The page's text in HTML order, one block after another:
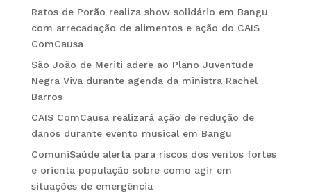
Ratos de Porão realiza show solidário em Bangu
com arrecadação de alimentos e ação do CAIS
ComCausa
São João de Meriti adere ao Plano Juventude
Negra Viva durante agenda da ministra Rachel
Barros
CAIS ComCausa realizará ação de redução de
danos durante evento musical em Bangu
ComuniSaúde alerta para riscos dos ventos fortes
e orienta população sobre como agir em
situações de emergência